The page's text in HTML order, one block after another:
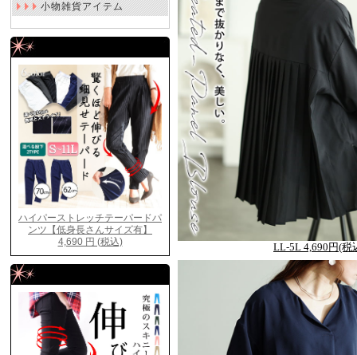
小物雑貨アイテム
LL-5L 4,690円(税